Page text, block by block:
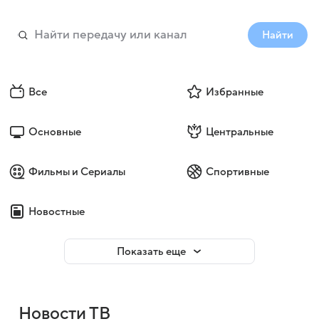
Найти
Все Избранные
Основные Центральные
Фильмы и Сериалы Спортивные
Новостные
Показать еще
Новости ТВ